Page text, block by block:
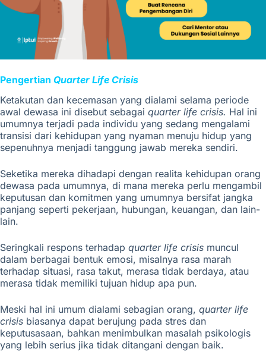
Pengertian Quarter Life Crisis
Ketakutan dan kecemasan yang dialami selama periode
awal dewasa ini disebut sebagai quarter life crisis. Hal ini
umumnya terjadi pada individu yang sedang mengalami
transisi dari kehidupan yang nyaman menuju hidup yang
sepenuhnya menjadi tanggung jawab mereka sendiri.
Seketika mereka dihadapi dengan realita kehidupan orang
dewasa pada umumnya, di mana mereka perlu mengambil
keputusan dan komitmen yang umumnya bersifat jangka
panjang seperti pekerjaan, hubungan, keuangan, dan lain-
lain.
Seringkali respons terhadap quarter life crisis muncul
dalam berbagai bentuk emosi, misalnya rasa marah
terhadap situasi, rasa takut, merasa tidak berdaya, atau
merasa tidak memiliki tujuan hidup apa pun.
Meski hal ini umum dialami sebagian orang, quarter life
crisis biasanya dapat berujung pada stres dan
keputusasaan, bahkan menimbulkan masalah psikologis
yang lebih serius jika tidak ditangani dengan baik.